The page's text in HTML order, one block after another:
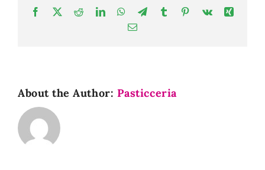
Facebook RedditLinkedInWhatsApp
TelegramTumblr Pinterest
Vk
Xing
Email
About the Author: Pasticceria